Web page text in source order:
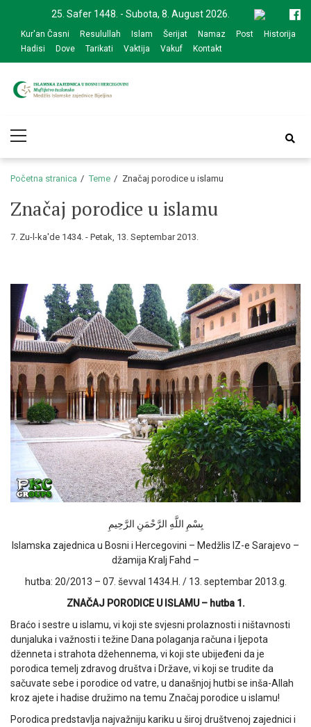
navigation
content
25. Safer 1448. - Subota, 8. August 2026.
Kur'an Časni Resulullah Islam Šerijat Namaz Post
Historija
Hadisi
Dove Tarikati Vaktija Vakuf Kontakt
zajednice Bijeljina
Menu
Početna stranica Teme Značaj porodice u islamu
Značaj porodice u islamu
7. Zu-l-ka'de 1434. - Petak, 13. Septembar 2013.
بِسْمِ اللَّهِ الرَّحْمَنِ الرَّحِيمِ
Islamska zajednica u Bosni i Hercegovini – Medžlis IZ-e Sarajevo –
džamija Kralj Fahd –
hutba: 20/2013 – 07. ševval 1434.H. / 13. septembar 2013.g.
ZNAČAJ PORODICE U ISLAMU – hutba 1.
Braćo i sestre u islamu, vi koji ste svjesni prolaznosti i ništavnosti
dunjaluka i važnosti i težine Dana polaganja računa i ljepota
dženneta i strahota džehennema, vi koji ste ubijeđeni da je
porodica temelj zdravog društva i Države, vi koji se trudite da
sačuvate sebe i porodice od vatre, u današnjoj hutbi se inša-Allah
kroz ajete i hadise družimo na temu Značaj porodice u islamu!
Porodica predstavlja najvažniju kariku u široj društvenoj zajednici i